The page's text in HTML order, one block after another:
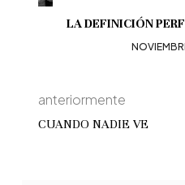
LA DEFINICIÓN
anteriormente
CUANDO NADIE VE